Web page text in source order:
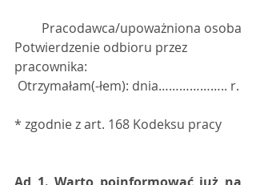
Pracodawca/upoważniona osoba
Potwierdzenie odbioru przez
pracownika:
Otrzymałam(-łem): dnia……………….. r.
* zgodnie z art. 168 Kodeksu pracy